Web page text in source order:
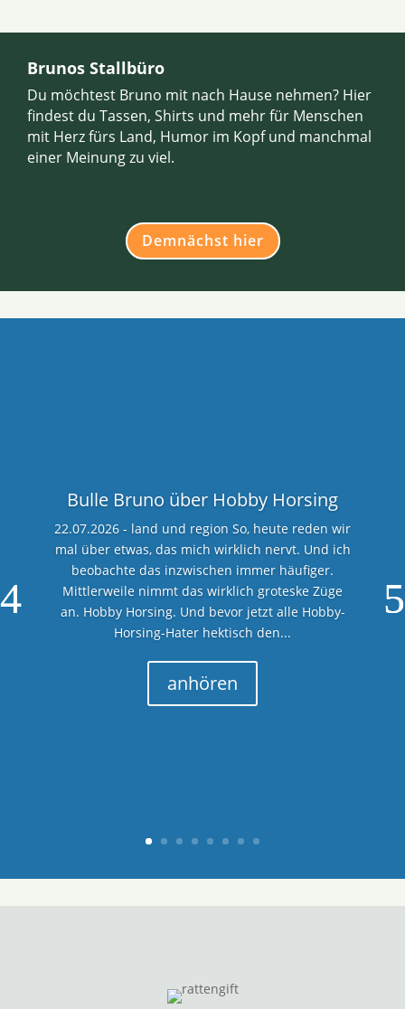
Brunos Stallbüro
Du möchtest Bruno mit nach Hause nehmen? Hier
findest du Tassen, Shirts und mehr für Menschen
mit Herz fürs Land, Humor im Kopf und manchmal
einer Meinung zu viel.
Demnächst hier
Bulle Bruno über Hobby Horsing
22.07.2026 - land und region So, heute reden wir
mal über etwas, das mich wirklich nervt. Und ich
beobachte das inzwischen immer häufiger.
Mittlerweile nimmt das wirklich groteske Züge
an. Hobby Horsing. Und bevor jetzt alle Hobby-
Horsing-Hater hektisch den...
anhören